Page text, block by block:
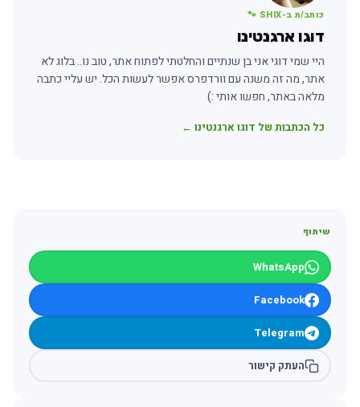
כותב/ת ב-SHIX 🐾
דוגו ארגנטינו
היי שמי דוגי אני בן שנתיים והחלטתי לפתוח אתר, טוב נו.. בלוג לא
אתר, מה זה משנה עם וורדפרס אפשר לעשות הכל. יש עליי כתבה
מלאה באתר, חפשו אותי :)
כל הכתבות של דוגו ארגנטינו ←
שיתוף
WhatsApp
Facebook
Telegram
העתק קישור